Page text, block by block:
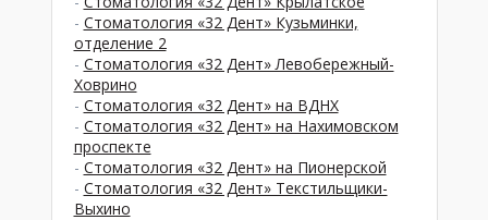
- Стоматология «32 Дент» Кузьминки,
отделение 2
- Стоматология «32 Дент» Левобережный-
Ховрино
- Стоматология «32 Дент» на ВДНХ
- Стоматология «32 Дент» на Нахимовском
проспекте
- Стоматология «32 Дент» на Пионерской
- Стоматология «32 Дент» Текстильщики-
Выхино